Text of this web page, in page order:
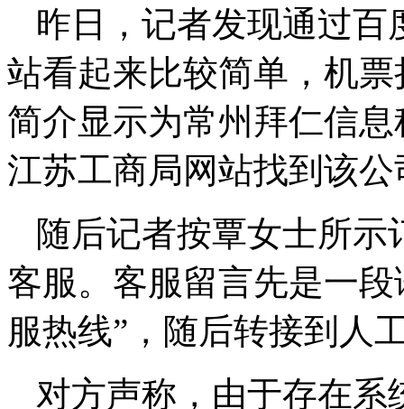
昨日，记者发现通过
站看起来比较简单，机
简介显示为常州拜仁信
江苏工商局网站找到该
随后记者按覃女士所
客服。客服留言先是一
服热线”，随后转接到人
对方声称，由于存在